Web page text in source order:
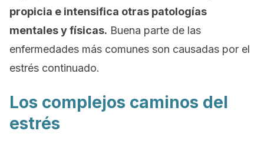
propicia e intensifica otras patologías
mentalesy físicas. Buena parte de las
enfermedades más comunes son causadas por el
estrés continuado.
Los complejos caminos del
estrés